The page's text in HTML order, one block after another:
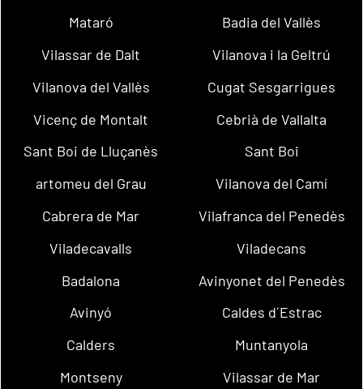
Mataró
Badia del Vallès
Vilassar de Dalt
Vilanova i la Geltrú
Vilanova del Vallès
Cugat Sesgarrigues
Vicenç de Montalt
Cebrià de Vallalta
Sant Boi de Lluçanès
Sant Boi
artomeu del Grau
Vilanova del Camí
Cabrera de Mar
Vilafranca del Penedès
Viladecavalls
Viladecans
Badalona
Avinyonet del Penedès
Avinyó
Caldes d´Estrac
Calders
Muntanyola
Montseny
Vilassar de Mar